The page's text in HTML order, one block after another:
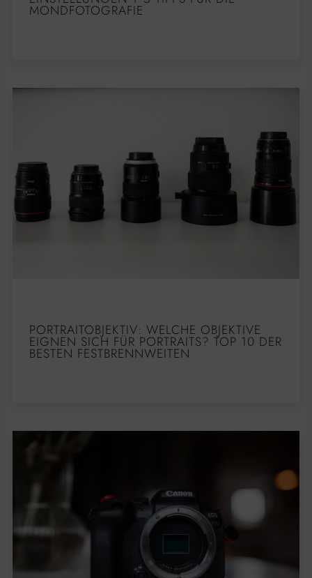
MONDFOTOGRAFIE
PORTRAITOBJEKTIV: WELCHE OBJEKTIVE
EIGNEN SICH FÜR PORTRAITS? TOP 10 DER
BESTEN FESTBRENNWEITEN